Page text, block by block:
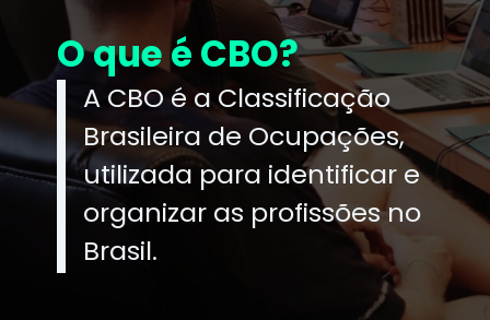
O que é CBO?
A CBO é a Classificação
Brasileira de Ocupações,
utilizada para identificar e
organizar as profissões no
Brasil.